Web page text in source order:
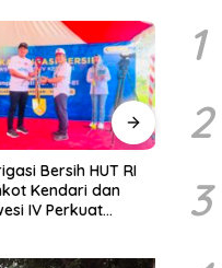
Gandeng IAI Rawa
Siapkan Lulusan
Wirausaha
2026
1
2
3